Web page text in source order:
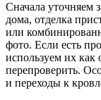
Сначала уточняем
дома, отделка
или
фото. Если есть
используем их как
перепроверить.
и переходы к